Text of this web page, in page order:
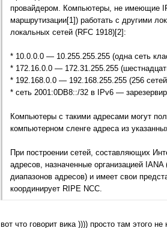
провайдером. Компьютеры, не имеющие
маршрутизации[1]) работать с другими
локальных сетей (RFC 1918)[2]:
* 10.0.0.0 — 10.255.255.255 (одна сеть
* 172.16.0.0 — 172.31.255.255
* 192.168.0.0 — 192.168.255.255 (256
* сеть 2001:0DB8::/32 в IPv6 —
Компьютеры с такими адресами могут
компьютерном сленге адреса из
При построении сетей, составляющих
адресов, назначенные организацией
диапазонов адресов) и имеет свои
координирует RIPE NCC.
вот что говорит вика )))) просто там этого